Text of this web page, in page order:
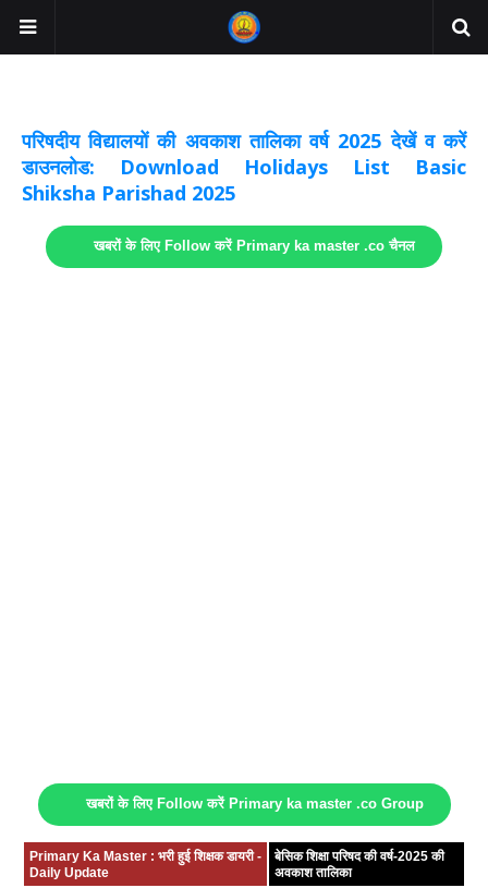
परिषदीय विद्यालयों की अवकाश तालिका वर्ष 2025 देखें व करें
डाउनलोड: Download Holidays List Basic
Shiksha Parishad 2025
खबरों के लिए Follow करें Primary ka master .co चैनल
खबरों के लिए Follow करें Primary ka master .co Group
Primary Ka Master : भरी हुई शिक्षक डायरी -
Daily Update
बेसिक शिक्षा परिषद की वर्ष-2025 की
अवकाश तालिका